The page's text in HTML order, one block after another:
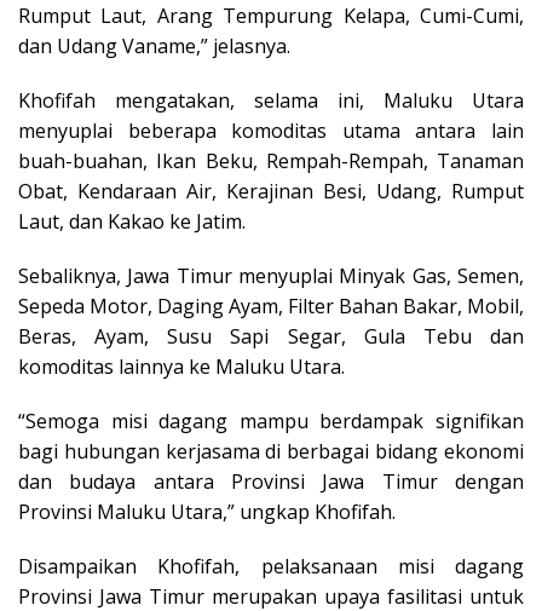
Rumput Laut, Arang Tempurung Kelapa, Cumi-Cumi,
dan Udang Vaname,” jelasnya.
Khofifah mengatakan, selama ini, Maluku Utara
menyuplai beberapa komoditas utama antara lain
buah-buahan, Ikan Beku, Rempah-Rempah, Tanaman
Obat, Kendaraan Air, Kerajinan Besi, Udang, Rumput
Laut, dan Kakao ke Jatim.
Sebaliknya, Jawa Timur menyuplai Minyak Gas, Semen,
Sepeda Motor, Daging Ayam, Filter Bahan Bakar, Mobil,
Beras, Ayam, Susu Sapi Segar, Gula Tebu dan
komoditas lainnya ke Maluku Utara.
“Semoga misi dagang mampu berdampak signifikan
bagi hubungan kerjasama di berbagai bidang ekonomi
dan budaya antara Provinsi Jawa Timur dengan
Provinsi Maluku Utara,” ungkap Khofifah.
Disampaikan Khofifah, pelaksanaan misi dagang
Provinsi Jawa Timur merupakan upaya fasilitasi untuk